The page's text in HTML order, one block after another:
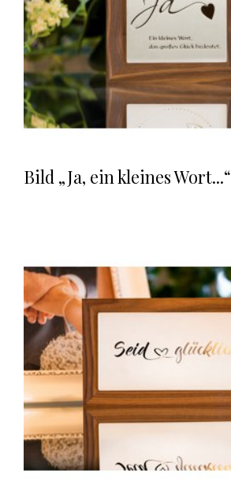
Bild „Ja, ein kleines Wort...“